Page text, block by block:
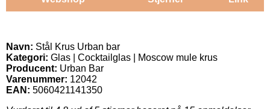
Navn: Stål Krus Urban bar
Kategori: Glas | Cocktailglas | Moscow mule krus
Producent: Urban Bar
Varenummer: 12042
EAN: 5060421141350